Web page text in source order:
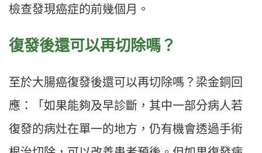
檢查發現癌症的前幾個月。
復發後還可以再切除嗎？
至於大腸癌復發後還可以再切除嗎？梁金銅回
應：「如果能夠及早診斷，其中一部分病人若
復發的病灶在單一的地方，仍有機會透過手術